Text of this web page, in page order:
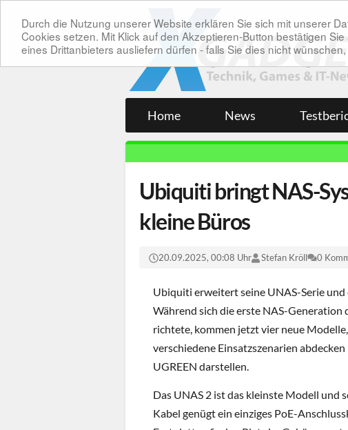
Durch die Nutzung unserer Website erklären Sie sich mit unserer
Cookies setzen. Mit Klick auf den Akzeptieren-Button bestätigen
eines Drittanbieters ausliefern dürfen - falls Sie dies nicht
Home News
Ubiquiti bringt NAS-
kleine Büros
20.09.2025, 00:08 Uhr Stefan Kröll 0
Ubiquiti erweitert seine UNAS-Serie
Während sich die erste NAS-Generation
richtete, kommen jetzt vier neue
verschiedene Einsatzszenarien
UGREEN darstellen.
Das UNAS 2 ist das kleinste Modell und
Kabel genügt ein einziges PoE-